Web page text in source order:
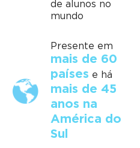
de alunos no
mundo
Presente em
mais de 60
países e há
mais de 45
anos na
América do
Sul